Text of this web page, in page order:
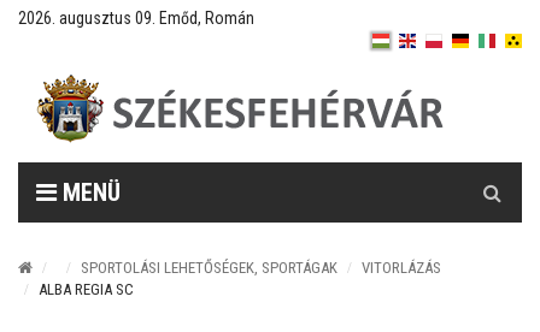
2026. augusztus 09. Emőd, Román
MENÜ
SPORTOLÁSI LEHETŐSÉGEK, SPORTÁGAK
VITORLÁZÁS
ALBA REGIA SC